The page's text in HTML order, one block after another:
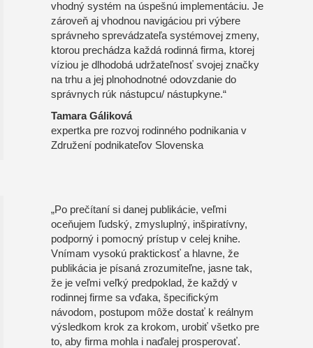
vhodný systém na úspešnú implementáciu. Je
zároveň aj vhodnou navigáciou pri výbere
správneho sprevádzateľa systémovej zmeny,
ktorou prechádza každá rodinná firma, ktorej
víziou je dlhodobá udržateľnosť svojej značky
na trhu a jej plnohodnotné odovzdanie do
správnych rúk nástupcu/ nástupkyne.“
Tamara Gáliková
expertka pre rozvoj rodinného podnikania v
Združení podnikateľov Slovenska
„Po prečítaní si danej publikácie, veľmi
oceňujem ľudský, zmysluplný, inšpiratívny,
podporný i pomocný prístup v celej knihe.
Vnímam vysokú praktickosť a hlavne, že
publikácia je písaná zrozumiteľne, jasne tak,
že je veľmi veľký predpoklad, že každý v
rodinnej firme sa vďaka, špecifickým
návodom, postupom môže dostať k reálnym
výsledkom krok za krokom, urobiť všetko pre
to, aby firma mohla i naďalej prosperovať.